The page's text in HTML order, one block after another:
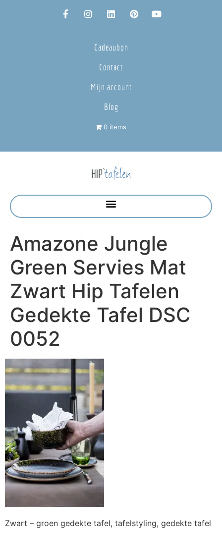
Cadeaubon
Contact
Mijn account
Blog
0 items
Amazone Jungle
Green Servies Mat
Zwart Hip Tafelen
Gedekte Tafel DSC
0052
Zwart – groen gedekte tafel, tafelstyling, gedekte tafel